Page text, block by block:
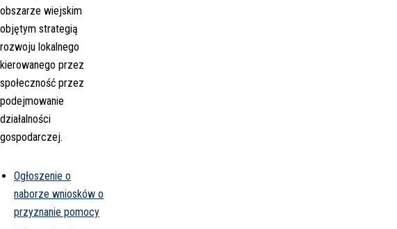
obszarze wiejskim
objętym strategią
rozwoju lokalnego
kierowanego przez
społeczność przez
podejmowanie
działalności
gospodarczej.
Ogłoszenie o
naborze wniosków o
przyznanie pomocy